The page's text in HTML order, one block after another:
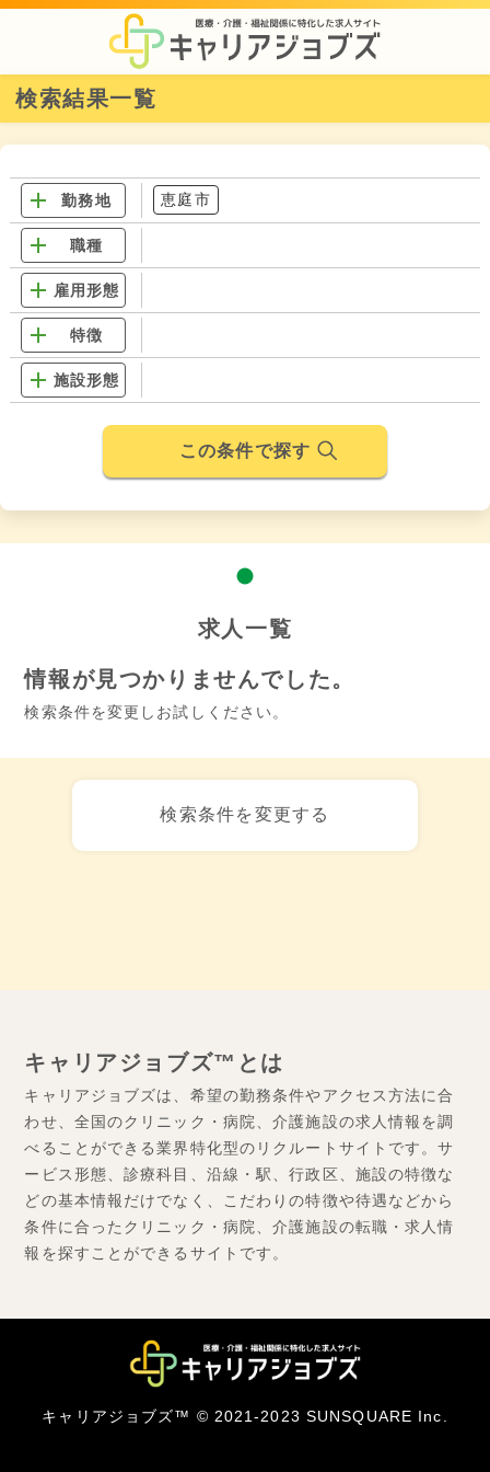
検索結果一覧
勤務地 恵庭市
職種
雇用形態
特徴
施設形態
この条件で探す
求人一覧
情報が見つかりませんでした。
検索条件を変更しお試しください。
検索条件を変更する
キャリアジョブズ™とは
キャリアジョブズは、希望の勤務条件やアクセス方法に合
わせ、全国のクリニック・病院、介護施設の求人情報を調
べることができる業界特化型のリクルートサイトです。サ
ービス形態、診療科目、沿線・駅、行政区、施設の特徴な
どの基本情報だけでなく、こだわりの特徴や待遇などから
条件に合ったクリニック・病院、介護施設の転職・求人情
報を探すことができるサイトです。
キャリアジョブズ™ © 2021-2023 SUNSQUARE Inc.